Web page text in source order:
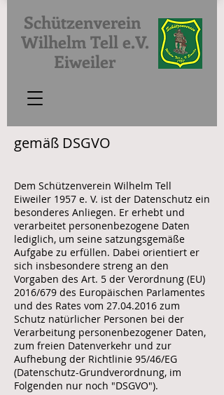
Schützenverein
Wilhelm Tell e.V.
Eiweiler
gemäß DSGVO
Dem Schützenverein Wilhelm Tell
Eiweiler 1957 e. V. ist der Datenschutz ein
besonderes Anliegen. Er erhebt und
verarbeitet personenbezogene Daten
lediglich, um seine satzungsgemäße
Aufgabe zu erfüllen. Dabei orientiert er
sich insbesondere streng an den
Vorgaben des Art. 5 der Verordnung (EU)
2016/679 des Europäischen Parlamentes
und des Rates vom 27.04.2016 zum
Schutz natürlicher Personen bei der
Verarbeitung personenbezogener Daten,
zum freien Datenverkehr und zur
Aufhebung der Richtlinie 95/46/EG
(Datenschutz-Grundverordnung, im
Folgenden nur noch "DSGVO").